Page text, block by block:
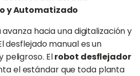
y Automatizado
hacia una digitalización y
desflejado manual es un
peligroso. Elrobot desflejador
el estándar que toda planta